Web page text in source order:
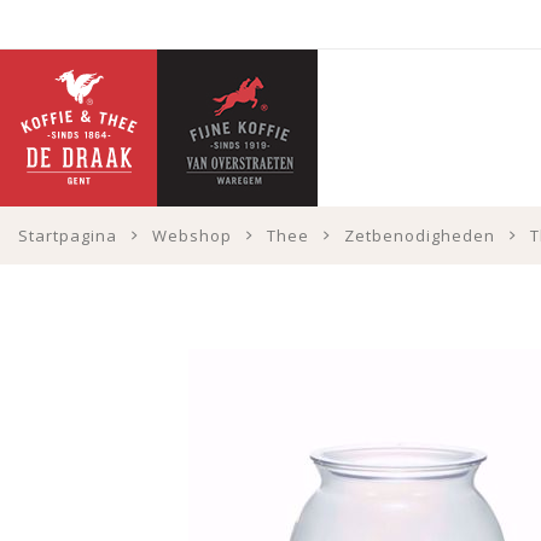
Startpagina Webshop Thee Zetbenodigheden